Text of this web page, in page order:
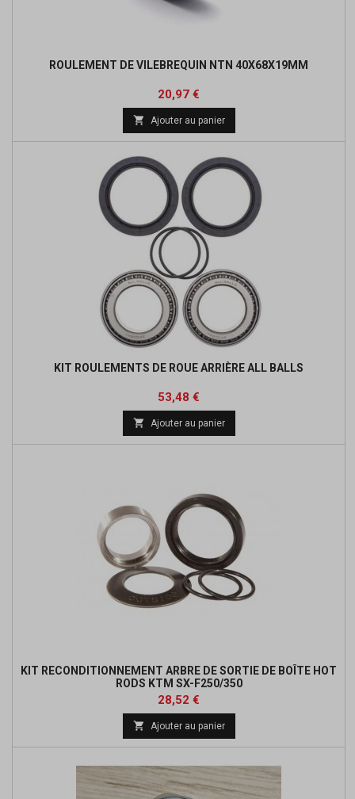
ROULEMENT DE VILEBREQUIN NTN 40X68X19MM
Prix
20,97 €
base
 Ajouter au panier
KIT ROULEMENTS DE ROUE ARRIÈRE ALL BALLS
Prix
53,48 €
base
 Ajouter au panier
KIT RECONDITIONNEMENT ARBRE DE SORTIE DE BOÎTE HOT
RODS KTM SX-F250/350
Prix
28,52 €
base
 Ajouter au panier